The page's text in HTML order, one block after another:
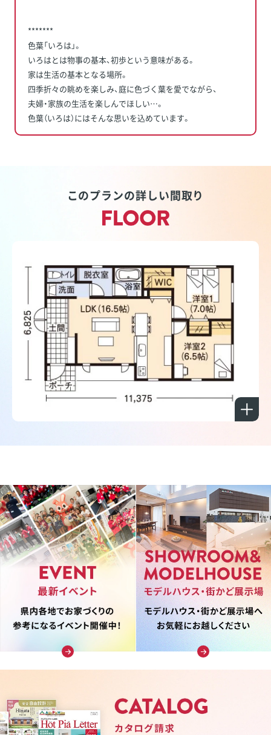
*******
色葉「いろは」。
いろはとは物事の基本、初歩という意味がある。
家は生活の基本となる場所。
四季折々の眺めを楽しみ、庭に色づく葉を愛でながら、
夫婦・家族の生活を楽しんでほしい…。
色葉（いろは）にはそんな思いを込めています。
このプランの詳しい間取り